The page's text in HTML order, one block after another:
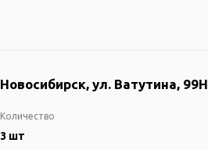
Новосибирск, ул. Ватутина, 99Н
Количество
3 шт